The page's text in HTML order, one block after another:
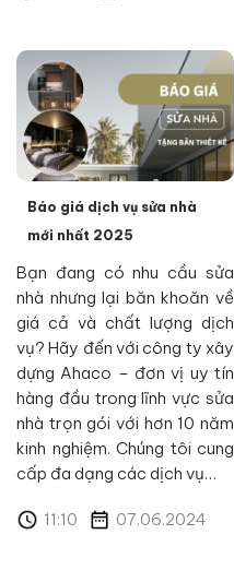
Báo giá dịch vụ sửa nhà
mới nhất 2025
Bạn đang có nhu cầu sửa
nhà nhưng lại băn khoăn về
giá cả và chất lượng dịch
vụ? Hãy đến với công ty xây
dựng Ahaco – đơn vị uy tín
hàng đầu trong lĩnh vực sửa
nhà trọn gói với hơn 10 năm
kinh nghiệm. Chúng tôi cung
cấp đa dạng các dịch vụ…
11:10 07.06.2024